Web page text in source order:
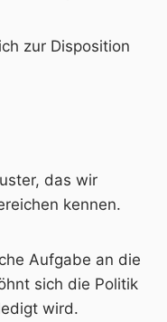
zur Disposition
das wir
kennen.
Aufgabe an die
sich die Politik
wird.